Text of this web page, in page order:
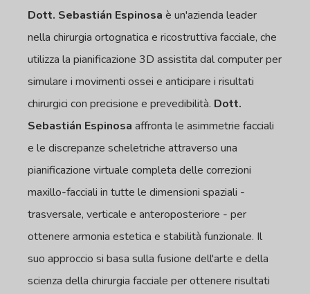
Dott. Sebastián Espinosa è un'azienda leader
nella chirurgia ortognatica e ricostruttiva facciale, che
utilizza la pianificazione 3D assistita dal computer per
simulare i movimenti ossei e anticipare i risultati
chirurgici con precisione e prevedibilità. Dott.
Sebastián Espinosa affronta le asimmetrie facciali
e le discrepanze scheletriche attraverso una
pianificazione virtuale completa delle correzioni
maxillo-facciali in tutte le dimensioni spaziali -
trasversale, verticale e anteroposteriore - per
ottenere armonia estetica e stabilità funzionale. Il
suo approccio si basa sulla fusione dell'arte e della
scienza della chirurgia facciale per ottenere risultati